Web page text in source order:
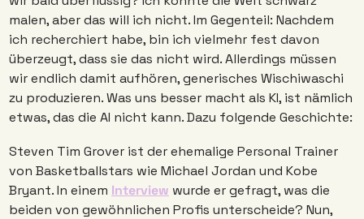
malen, aber das will ich nicht. Im Gegenteil: Nachdem
ich recherchiert habe, bin ich vielmehr fest davon
überzeugt, dass sie das nicht wird. Allerdings müssen
wir endlich damit aufhören, generisches Wischiwaschi
zu produzieren. Was uns besser macht als KI, ist nämlich
Steven Tim Grover ist der ehemalige Personal Trainer
von Basketballstars wie Michael Jordan und Kobe
Bryant. In einem Interview wurde er gefragt, was die
beiden von gewöhnlichen Profis unterscheide? Nun,